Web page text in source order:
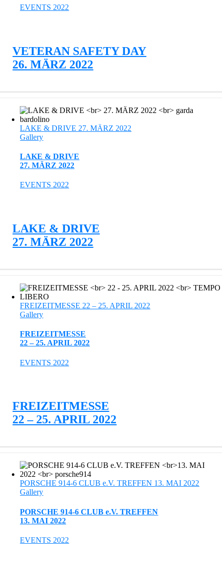
EVENTS 2022
VETERAN SAFETY DAY
26. MÄRZ 2022
LAKE & DRIVE 27. MÄRZ 2022
Gallery
LAKE & DRIVE
27. MÄRZ 2022
EVENTS 2022
LAKE & DRIVE
27. MÄRZ 2022
FREIZEITMESSE 22 – 25. APRIL 2022
Gallery
FREIZEITMESSE
22 – 25. APRIL 2022
EVENTS 2022
FREIZEITMESSE
22 – 25. APRIL 2022
PORSCHE 914-6 CLUB e.V. TREFFEN 13. MAI 2022
Gallery
PORSCHE 914-6 CLUB e.V. TREFFEN
13. MAI 2022
EVENTS 2022